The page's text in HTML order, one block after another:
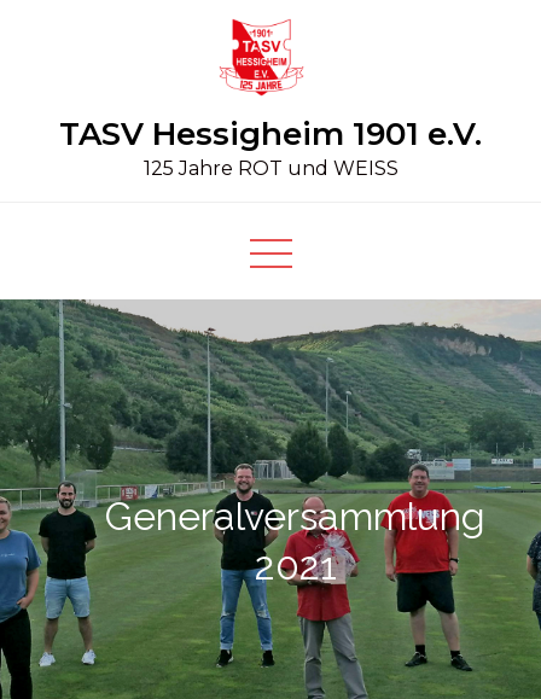
TASV Hessigheim 1901 e.V.
125 Jahre ROT und WEISS
Generalversammlung
2021